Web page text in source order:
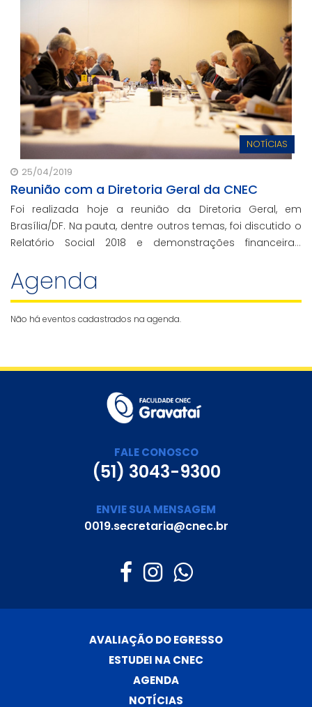
NOTÍCIAS
25/04/2019
Reunião com a Diretoria Geral da CNEC
Foi realizada hoje a reunião da Diretoria Geral, em
Brasília/DF. Na pauta, dentre outros temas, foi discutido o
Relatório Social 2018 e demonstrações financeiras,
do ano passado.
Agenda
Não há eventos cadastrados na agenda.
FALE CONOSCO
(51) 3043-9300
ENVIE SUA MENSAGEM
0019.secretaria@cnec.br
AVALIAÇÃO DO EGRESSO
ESTUDEI NA CNEC
AGENDA
NOTÍCIAS